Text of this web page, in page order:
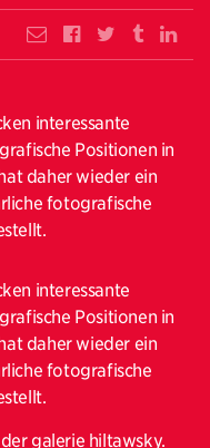
interessante
Positionen in
daher wieder ein
fotografische
interessante
Positionen in
daher wieder ein
fotografische
galerie hiltawsky.